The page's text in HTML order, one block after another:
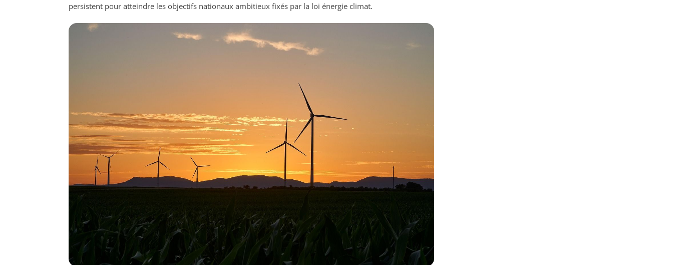
persistent pour atteindre les objectifs nationaux ambitieux fixés par la loi énergie climat.